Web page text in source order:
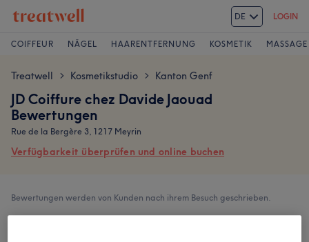
DE LOGIN
COIFFEUR NÄGEL HAARENTFERNUNG KOSMETIK MASSAGE
Treatwell > Kosmetikstudio > Kanton Genf
JD Coiffure chez Davide Jaouad
Bewertungen
Rue de la Bergère 3, 1217 Meyrin
Verfügbarkeit überprüfen und online buchen
Bewertungen werden von Kunden nach ihrem Besuch geschrieben.